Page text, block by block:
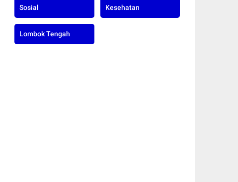
Sosial Kesehatan
Lombok Tengah